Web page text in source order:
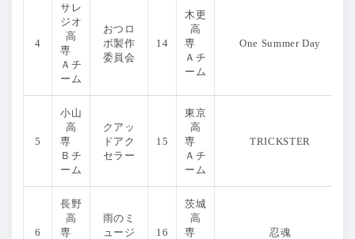
4
サレ
ジオ
高
専
Ａチ
ーム
おつロ
ボ製作
委員会
14
木更
高
専
Ａチ
ーム
One Summer Day
5
小山
高
専
Ｂチ
ーム
クアッ
ドアク
セラー
15
東京
高
専
Ａチ
ーム
TRICKSTER
6
長野
高
専
雨のミ
ュージ
16
茨城
高
専
忍魂